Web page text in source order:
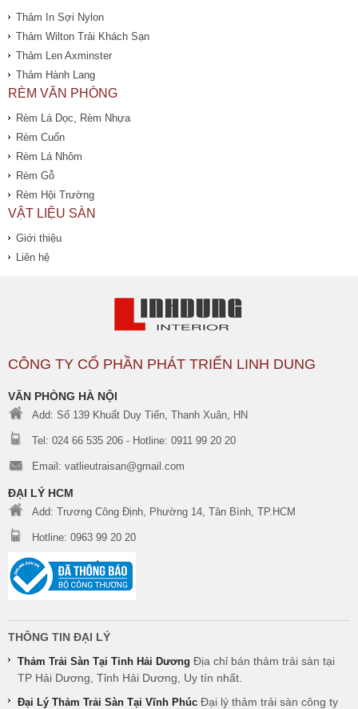
Thảm In Sợi Nylon
Thảm Wilton Trải Khách Sạn
Thảm Len Axminster
Thảm Hành Lang
RÈM VĂN PHÒNG
Rèm Lá Dọc, Rèm Nhựa
Rèm Cuốn
Rèm Lá Nhôm
Rèm Gỗ
Rèm Hội Trường
VẬT LIỆU SÀN
Giới thiệu
Liên hệ
CÔNG TY CỔ PHẦN PHÁT TRIỂN LINH DUNG
VĂN PHÒNG HÀ NỘI
Add: Số 139 Khuất Duy Tiến, Thanh Xuân, HN
Tel: 024 66 535 206 - Hotline: 0911 99 20 20
Email: vatlieutraisan@gmail.com
ĐẠI LÝ HCM
Add: Trương Công Định, Phường 14, Tân Bình, TP.HCM
Hotline: 0963 99 20 20
THÔNG TIN ĐẠI LÝ
Thảm Trải Sàn Tại Tỉnh Hải Dương Địa chỉ bán thảm trải sàn tại
TP Hải Dương, Tỉnh Hải Dương, Uy tín nhất.
Đại Lý Thảm Trải Sàn Tại Vĩnh Phúc Đại lý thảm trải sàn công ty